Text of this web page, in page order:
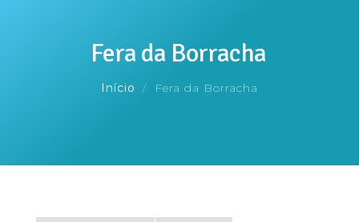
Fera da Borracha
Início Fera da Borracha